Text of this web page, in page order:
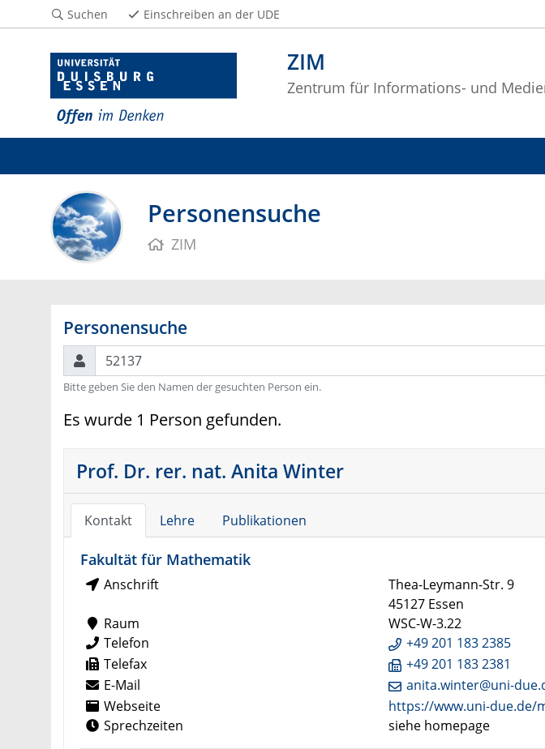
ZIM
Zentrum für Informations- und
Suchen Einschreiben an der UDE
Personensuche
ZIM
Personensuche
Suchen
Bitte geben Sie den Namen der gesuchten Person ein.
Es wurde 1 Person gefunden.
Prof. Dr. rer. nat. Anita Winter
Kontakt Lehre Publikationen
Fakultät für Mathematik
Anschrift
Thea-Leymann-Str. 9
45127 Essen
Raum
WSC-W-3.22
Telefon
+49 201 183 2385
Telefax
+49 201 183 2381
E-Mail
anita.winter@uni-
Webseite
https://www.uni-due.de/
Sprechzeiten
siehe homepage